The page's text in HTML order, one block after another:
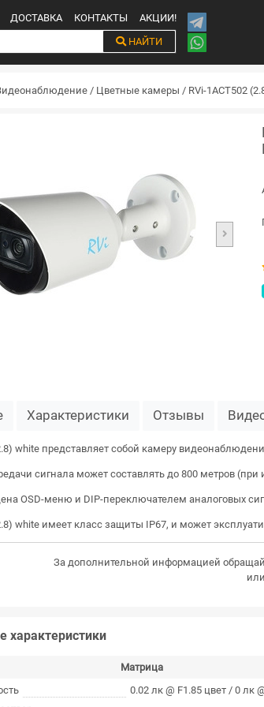
ДОСТАВКА КОНТАКТЫ
АКЦИИ!
НАЙТИ
/ Цветные камеры / RVi-1ACT502
Характеристики Отзывы
white представляет собой камеру
сигнала может составлять до 800 метров
OSD-меню и DIP-переключателем аналоговых
white имеет класс защиты IP67, и может
За дополнительной информацией
характеристики
Матрица
0.02 лк @ F1.85 цвет / 0 лк